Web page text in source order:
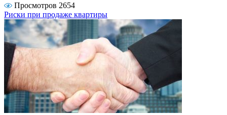
Просмотров 2654
Риски при продаже квартиры